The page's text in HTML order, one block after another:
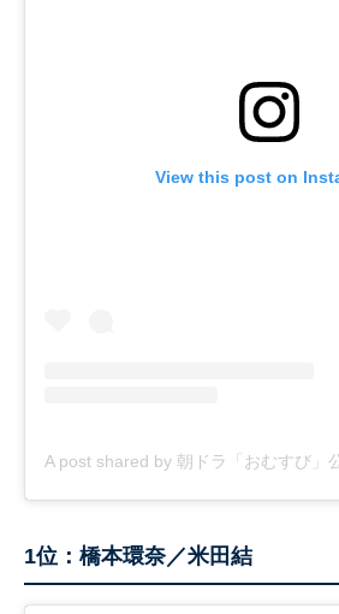
View this post on
A post shared by 朝ドラ「おむすび」
1位：橋本環奈／米田結